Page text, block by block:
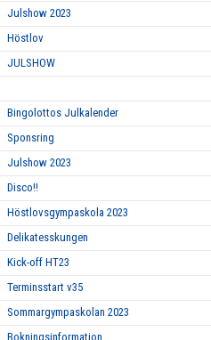
Julshow 2023
Höstlov
JULSHOW
Bingolottos Julkalender
Sponsring
Julshow 2023
Disco!!
Höstlovsgympaskola 2023
Delikatesskungen
Kick-off HT23
Terminsstart v35
Sommargympaskolan 2023
Bokningsinformation